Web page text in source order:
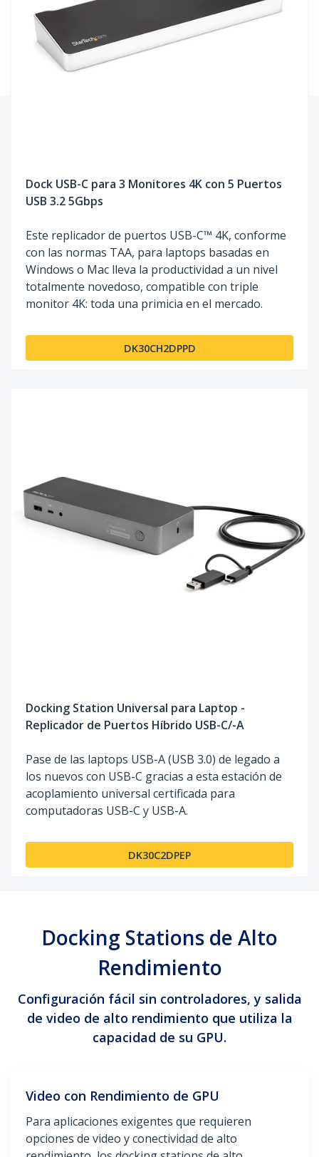
Dock USB-C para 3 Monitores 4K con 5 Puertos
USB 3.2 5Gbps
Este replicador de puertos USB-C™ 4K, conforme
con las normas TAA, para laptops basadas en
Windows o Mac lleva la productividad a un nivel
totalmente novedoso, compatible con triple
monitor 4K: toda una primicia en el mercado.
DK30CH2DPPD
Docking Station Universal para Laptop -
Replicador de Puertos Híbrido USB-C/-A
Pase de las laptops USB-A (USB 3.0) de legado a
los nuevos con USB-C gracias a esta estación de
acoplamiento universal certificada para
computadoras USB-C y USB-A.
DK30C2DPEP
Docking Stations de Alto
Rendimiento
Configuración fácil sin controladores, y salida
de video de alto rendimiento que utiliza la
capacidad de su GPU.
Video con Rendimiento de GPU
Para aplicaciones exigentes que requieren
opciones de video y conectividad de alto